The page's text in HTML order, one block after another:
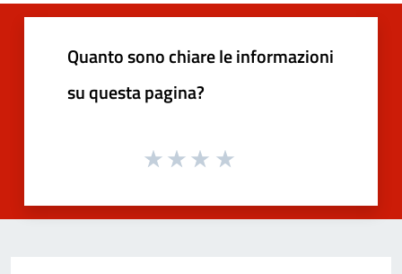
Quanto sono chiare le informazioni
su questa pagina?